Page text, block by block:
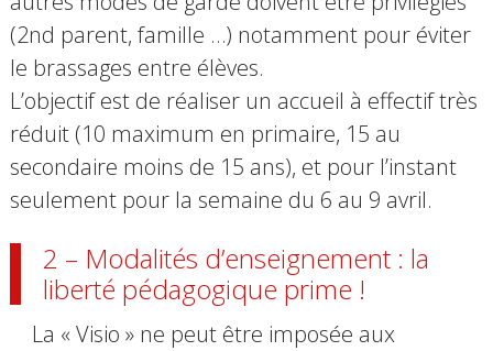
(2nd parent, famille …) notamment pour éviter
le brassages entre élèves.
L’objectif est de réaliser un accueil à effectif très
réduit (10 maximum en primaire, 15 au
secondaire moins de 15 ans), et pour l’instant
seulement pour la semaine du 6 au 9 avril.
2 – Modalités d’enseignement : la
liberté pédagogique prime !
La « Visio » ne peut être imposée aux